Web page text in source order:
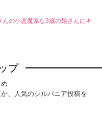
んの小悪魔系な3歳の娘さんにキ
プ
か、人気のシルバニア投稿を